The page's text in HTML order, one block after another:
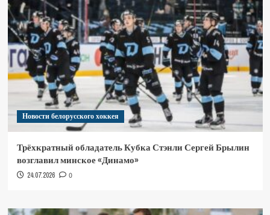
Новости белорусского хоккея
Трёхкратный обладатель Кубка Стэнли Сергей Брылин
возглавил минское «Динамо»
24.07.2026 0